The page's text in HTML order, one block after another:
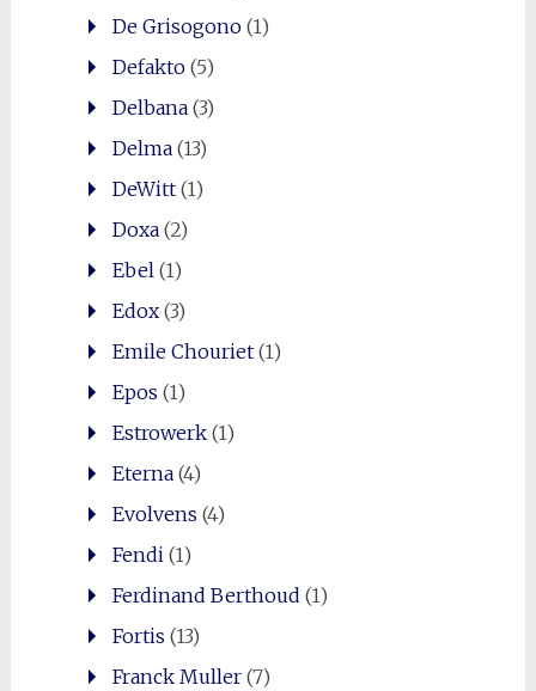
De Grisogono(1)
Defakto(5)
Delbana(3)
Delma(13)
DeWitt(1)
Doxa(2)
Ebel(1)
Edox(3)
Emile Chouriet(1)
Epos (1)
Estrowerk(1)
Eterna(4)
Evolvens (4)
Fendi(1)
Ferdinand Berthoud (1)
Fortis (13)
Franck Muller(7)